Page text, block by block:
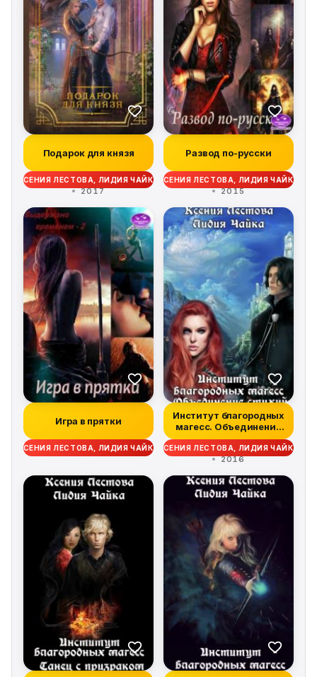
Подарок для князя
КСЕНИЯ ЛЕСТОВА, ЛИДИЯ ЧАЙКА
2017
Развод по-русски
КСЕНИЯ ЛЕСТОВА, ЛИДИЯ ЧАЙКА
2015
Игра в прятки
КСЕНИЯ ЛЕСТОВА, ЛИДИЯ ЧАЙКА
Институт благородных
магесс. Объединение
стихий
КСЕНИЯ ЛЕСТОВА, ЛИДИЯ ЧАЙКА
2016